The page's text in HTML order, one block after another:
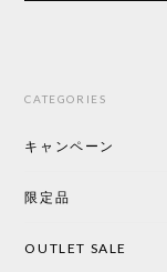
CATEGORIES
キャンペーン
限定品
OUTLET SALE